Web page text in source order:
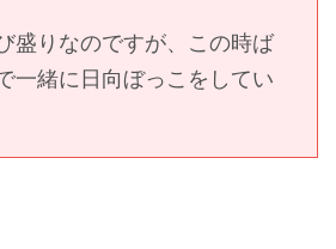
盛りなのですが、この時ば
一緒に日向ぼっこをしてい